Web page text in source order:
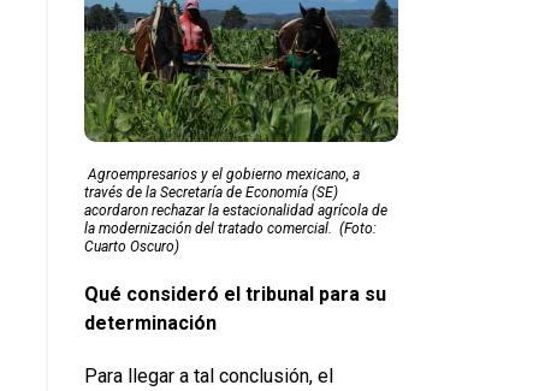
Agroempresarios y el gobierno mexicano, a
través de la Secretaría de Economía (SE)
acordaron rechazar la estacionalidad agrícola de
la modernización del tratado comercial.
(Foto:
Cuarto Oscuro)
Qué consideró el tribunal para su
determinación
Para llegar a tal conclusión, el